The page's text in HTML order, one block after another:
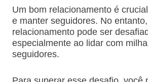
Um bom relacionamento é
e manter seguidores. No
relacionamento pode ser
especialmente ao lidar com
seguidores.